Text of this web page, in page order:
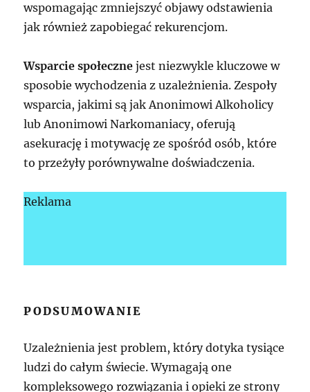
wspomagając zmniejszyć objawy odstawienia
jak również zapobiegać rekurencjom.
Wsparcie społeczne jest niezwykle kluczowe w
sposobie wychodzenia z uzależnienia. Zespoły
wsparcia, jakimi są jak Anonimowi Alkoholicy
lub Anonimowi Narkomaniacy, oferują
asekurację i motywację ze spośród osób, które
to przeżyły porównywalne doświadczenia.
Reklama
PODSUMOWANIE
Uzależnienia jest problem, który dotyka tysiące
ludzi do całym świecie. Wymagają one
kompleksowego rozwiązania i opieki ze strony